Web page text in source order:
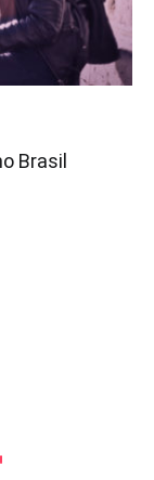
Brasil